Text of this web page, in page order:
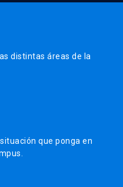
distintas áreas de la
que ponga en